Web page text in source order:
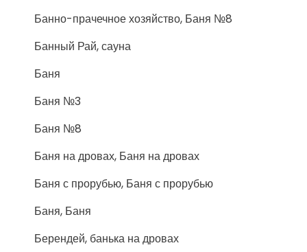
Банно-прачечное хозяйство, Баня №8
Банный Рай, сауна
Баня
Баня №3
Баня №8
Баня на дровах, Баня на дровах
Баня с прорубью, Баня с прорубью
Баня, Баня
Берендей, банька на дровах